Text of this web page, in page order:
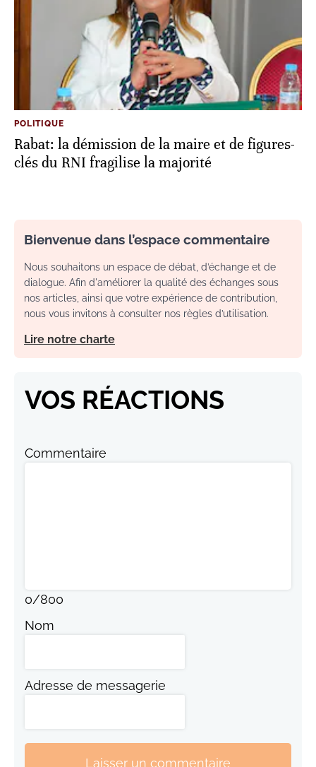
POLITIQUE
Rabat: la démission de la maire et de figures-
clés du RNI fragilise la majorité
Bienvenue dans l’espace commentaire
Nous souhaitons un espace de débat, d’échange et de
dialogue. Afin d'améliorer la qualité des échanges sous
nos articles, ainsi que votre expérience de contribution,
nous vous invitons à consulter nos règles d’utilisation.
Lire notre charte
VOS RÉACTIONS
Commentaire
0/800
Nom
Adresse de messagerie
Laisser un commentaire